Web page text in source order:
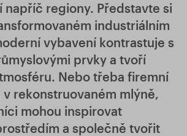
napříč regiony. Představte si
industriálním
vybavení kontrastuje s
prvky a tvoří
Nebo třeba firemní
rekonstruovaném mlýně,
mohou inspirovat
a společně tvořit